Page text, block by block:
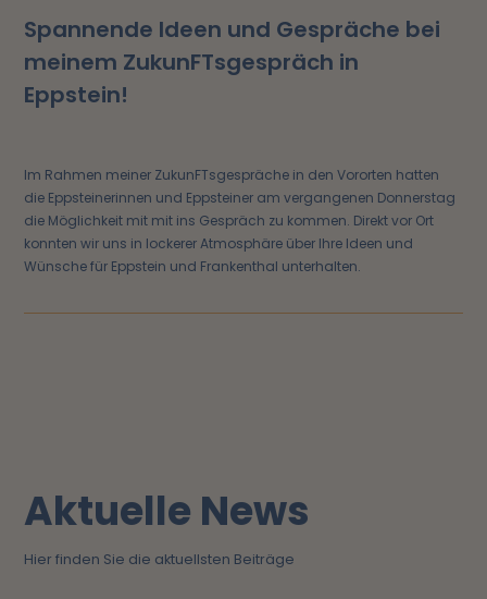
Spannende Ideen und Gespräche bei
meinem ZukunFTsgespräch in
Eppstein!
Im Rahmen meiner ZukunFTsgespräche in den Vororten hatten
die Eppsteinerinnen und Eppsteiner am vergangenen Donnerstag
die Möglichkeit mit mit ins Gespräch zu kommen. Direkt vor Ort
konnten wir uns in lockerer Atmosphäre über Ihre Ideen und
Wünsche für Eppstein und Frankenthal unterhalten.
Aktuelle News
Hier finden Sie die aktuellsten Beiträge